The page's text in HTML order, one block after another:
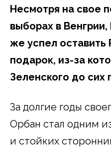
Несмотря на свое
выборах в
же успел
подарок, из-за
Зеленского до сих
За долгие годы
Орбан стал одним
и стойких